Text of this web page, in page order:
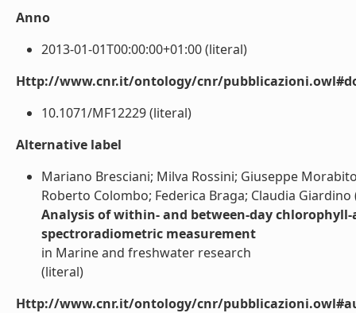
Anno
2013-01-01T00:00:00+01:00 (literal)
Http://www.cnr.it/ontology/cnr/
10.1071/MF12229 (literal)
Alternative label
Mariano Bresciani; Milva Rossini; Giuseppe
Roberto Colombo; Federica Braga; Claudia Giardino
Analysis of within- and between-day
spectroradiometric measurement
in Marine and freshwater research
(literal)
Http://www.cnr.it/ontology/cnr/